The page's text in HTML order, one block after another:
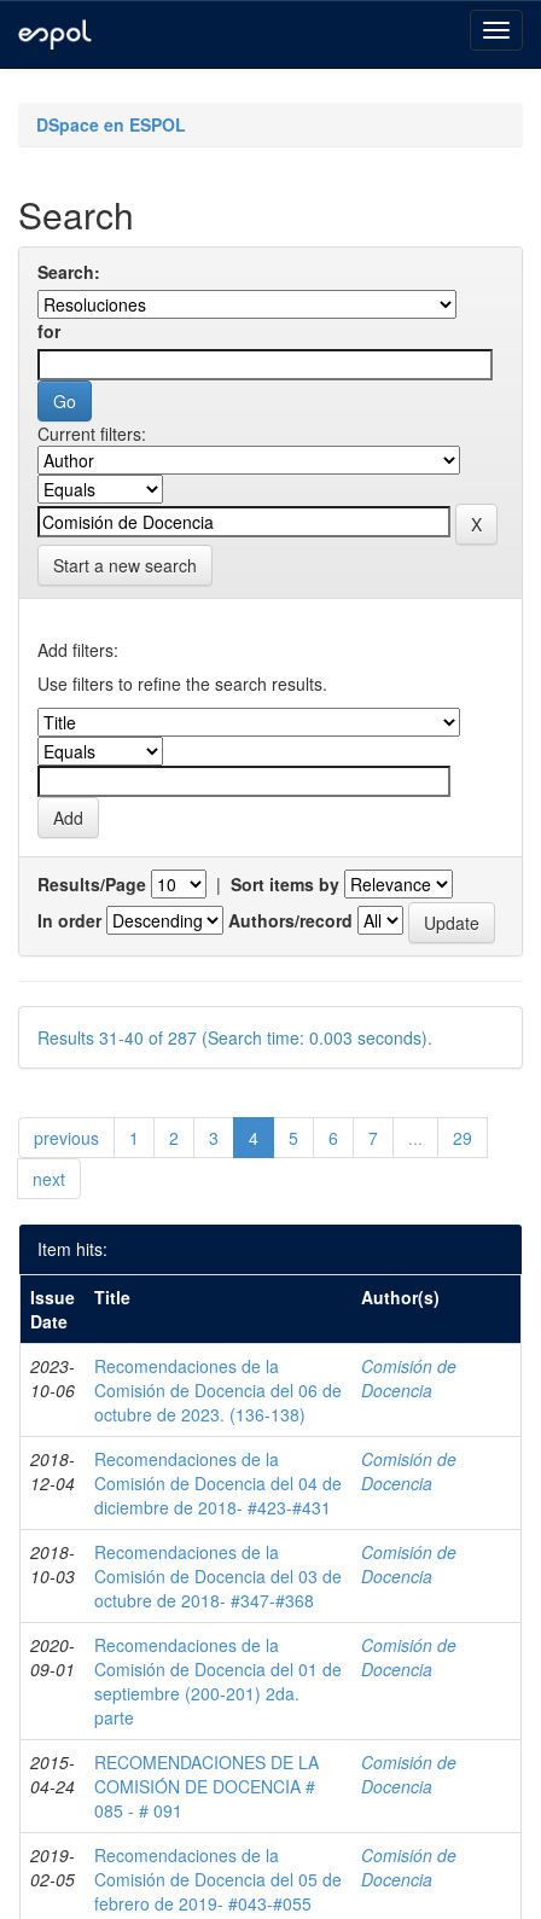
navigationDSpace en ESPOL
Search
Search:
for
Current filters:
Start a new search
Add filters:
Use filters to refine the search results.
Results/Page | Sort items by
In order
Authors/record
Results 31-40 of 287 (Search time: 0.003 seconds).
previous 1 2 3 4 5 6 7 ...
29
next
Item hits:
Issue
Date
Title Author(s)
2023-
10-06
Recomendaciones de la
Comisión de Docencia del 06 de
octubre de 2023. (136-138)
Comisión de
Docencia
2018-
12-04
Recomendaciones de la
Comisión de Docencia del 04 de
diciembre de 2018- #423-#431
Comisión de
Docencia
2018-
10-03
Recomendaciones de la
Comisión de Docencia del 03 de
octubre de 2018- #347-#368
Comisión de
Docencia
2020-
09-01
Recomendaciones de la
Comisión de Docencia del 01 de
septiembre (200-201) 2da.
parte
Comisión de
Docencia
2015-
04-24
RECOMENDACIONES DE LA
COMISIÓN DE DOCENCIA #
085 - # 091
Comisión de
Docencia
2019-
02-05
Recomendaciones de la
Comisión de Docencia del 05 de
febrero de 2019- #043-#055
Comisión de
Docencia